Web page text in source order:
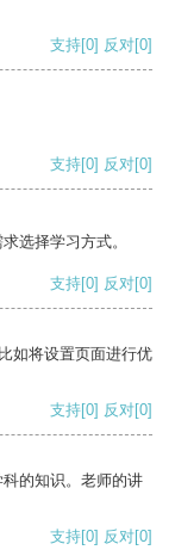
支持[0] 反对[0]
支持[0] 反对[0]
选择学习方式。
支持[0] 反对[0]
如将设置页面进行优
支持[0] 反对[0]
的知识。老师的讲
支持[0] 反对[0]